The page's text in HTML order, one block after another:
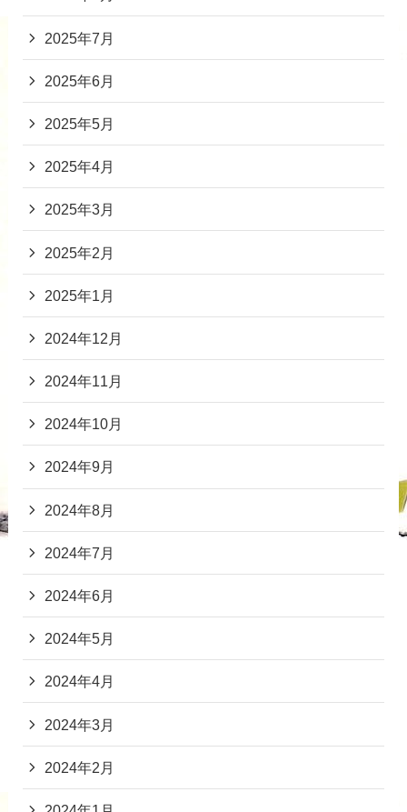
2025年7月
2025年6月
2025年5月
2025年4月
2025年3月
2025年2月
2025年1月
2024年12月
2024年11月
2024年10月
2024年9月
2024年8月
2024年7月
2024年6月
2024年5月
2024年4月
2024年3月
2024年2月